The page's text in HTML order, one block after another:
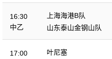
16:30
中乙
上海海港B队
山东泰山金钢山队
17:00
叶尼塞